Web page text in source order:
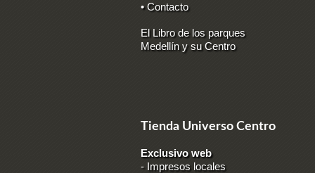
• Contacto
El Libro de los parques
Medellín y su Centro
Tienda Universo Centro
Exclusivo web
- Impresos locales